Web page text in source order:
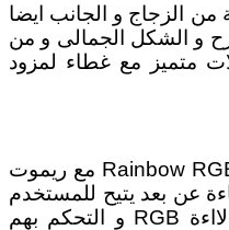
من الزجاج و الجانب ايضا
و الشكل الجمالى و من
متميز مع غطاء لمزود
و هى مدعمة بمراوح Rainbow RGB 12025 مع ريموت
عن بعد يتيح للمستخدم
تركيب حتى 8 مراوح بنظام الااءة RGB و التحكم بهم